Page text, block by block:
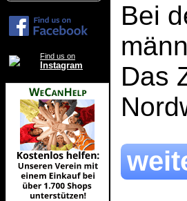
Find us on
Instagram
Bei
Das